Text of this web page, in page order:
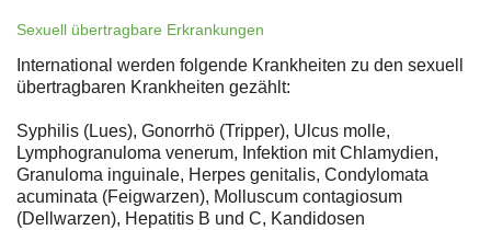
Sexuell übertragbare Erkrankungen
International werden folgende Krankheiten zu den sexuell
übertragbaren Krankheiten gezählt:
Syphilis (Lues), Gonorrhö (Tripper), Ulcus molle,
Lymphogranuloma venerum, Infektion mit Chlamydien,
Granuloma inguinale, Herpes genitalis, Condylomata
acuminata (Feigwarzen), Molluscum contagiosum
(Dellwarzen), Hepatitis B und C, Kandidosen